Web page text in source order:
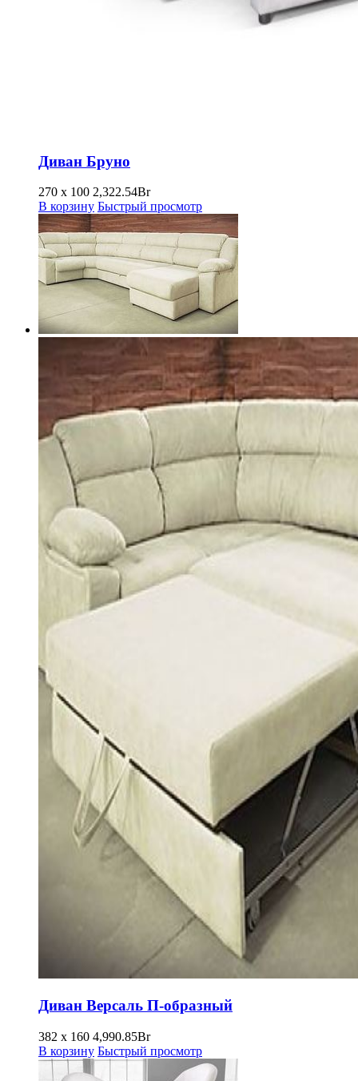
Диван Бруно
270 x 100 2,322.54Br
В корзину Быстрый просмотр
Диван Версаль П-образный
382 x 160 4,990.85Br
В корзину Быстрый просмотр